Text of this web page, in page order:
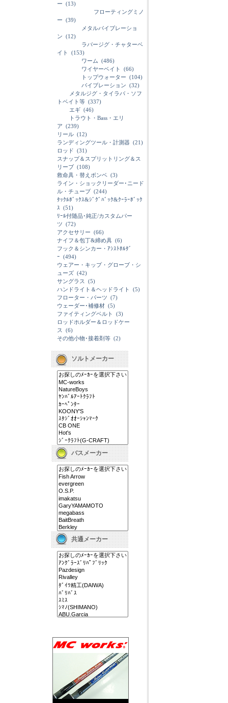
ー (13)
フローティングミノ
ー (39)
メタルバイブレーショ
ン (12)
ラバージグ・チャターベ
イト
(153)
ワーム (486)
ワイヤーベイト
(66)
トップウォーター (104)
バイブレーション (32)
メタルジグ・タイラバ・ソフ
トベイト等 (337)
エギ (46)
トラウト・Bass・エリ
ア (239)
リール (12)
ランディングツール・計測器 (21)
ロッド (31)
スナップ＆スプリットリング＆ス
リーブ (108)
救命具・替えボンベ (3)
ライン・ショックリーダー･ニード
ル・チューブ (244)
ﾀｯｸﾙﾎﾞｯｸｽ&ｼﾞｸﾞﾊﾞｯｸ&ｸｰﾗｰﾎﾞｯｸ
ｽ (51)
ﾘｰﾙ付随品･純正/カスタムパー
ツ (72)
アクセサリー (66)
ナイフ＆包丁&締め具 (6)
フック＆シンカー・ｱｼｽﾄﾎﾙﾀﾞ
ｰ (494)
ウェアー・キップ・グローブ・シ
ューズ (42)
サングラス
(5)
ハンドライト＆ヘッドライト
(5)
フローター・パーツ (7)
ウェーダー･補修材 (5)
ファイティングベルト
(3)
ロッドホルダー＆ロッドケー
ス
(6)
その他小物･接着剤等 (2)
ソルトメーカー
バスメーカー
共通メーカー